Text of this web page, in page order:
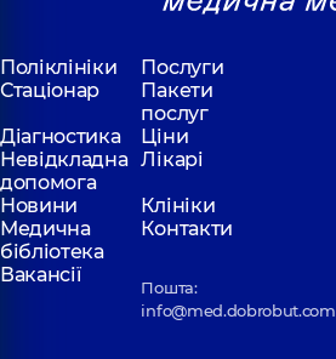
Поліклініки
Послуги
Стаціонар
Пакети
послуг
Діагностика
Ціни
Невідкладна
допомога
Лікарі
Новини
Клініки
Медична
бібліотека
Контакти
Вакансії
Пошта:
info@med.dobrobut.com